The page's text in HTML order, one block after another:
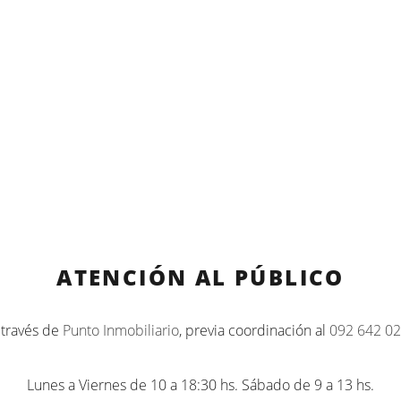
ATENCIÓN AL PÚBLICO
de Punto Inmobiliario, previa coordinación al 092 642
Lunes a Viernes de 10 a 18:30 hs. Sábado de 9 a 13 hs.